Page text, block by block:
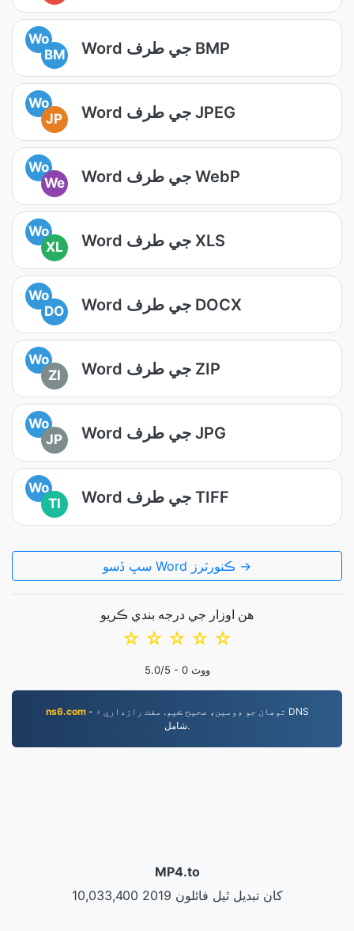
Wo
BM
Word جي طرف BMP
Wo
JP
Word جي طرف JPEG
Wo
We
Word جي طرف WebP
Wo
XL
Word جي طرف XLS
Wo
DO
Word جي طرف DOCX
Wo
ZI
Word جي طرف ZIP
Wo
JP
Word جي طرف JPG
Wo
TI
Word جي طرف TIFF
سڀ ڏسو Word ڪنورٽرز →
هن اوزار جي درجه بندي ڪريو
☆
☆
☆
☆
☆
5.0/5 - 0 ووٽ
ns6.com- توھان جو ڊومين، صحيح ڪيو. مفت رازداري ۽ DNS
شامل.
MP4.to
10,033,400 2019 کان تبديل ٿيل فائلون